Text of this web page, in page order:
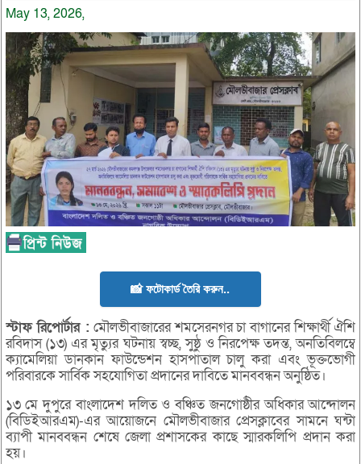
May 13, 2026,
📸 ফটোকার্ড তৈরি করুন..
স্টাফরিপোর্টার : মৌলভীবাজারের শমসেরনগর চা বাগানের শিক্ষার্থী ঐশি
রবিদাস (১৩) এর মৃত্যুর ঘটনায় স্বচ্ছ, সুষ্ঠু ও নিরপেক্ষ তদন্ত, অনতিবিলম্বে
ক্যামেলিয়া ডানকান ফাউন্ডেশন হাসপাতাল চালু করা এবং ভূক্তভোগী
পরিবারকে সার্বিক সহযোগিতা প্রদানের দাবিতে মানববন্ধন অনুষ্ঠিত।
১৩ মে দুপুরে বাংলাদেশ দলিত ও বঞ্চিত জনগোষ্ঠীর অধিকার আন্দোলন
(বিডিইআরএম)-এর আয়োজনে মৌলভীবাজার প্রেসক্লাবের সামনে ঘন্টা
ব্যাপী মানববন্ধন শেষে জেলা প্রশাসকের কাছে স্মারকলিপি প্রদান করা
হয়।